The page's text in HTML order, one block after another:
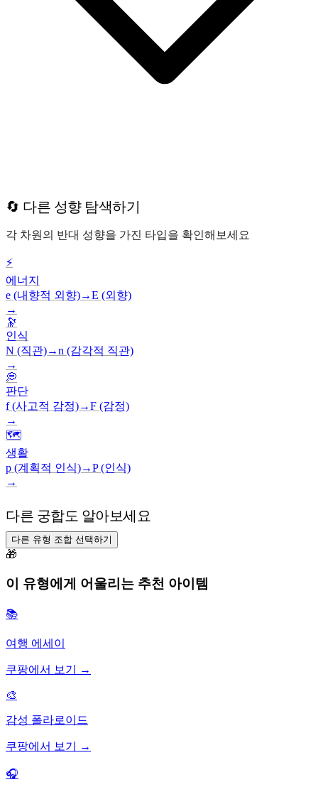
🔄 다른 성향 탐색하기
각 차원의 반대 성향을 가진 타입을 확인해보세요
⚡
에너지
e (내향적 외향)→E (외향)
→
🔭
인식
N (직관)→n (감각적 직관)
→
💭
판단
f (사고적 감정)→F (감정)
→
🗺️
생활
p (계획적 인식)→P (인식)
→
다른 궁합도 알아보세요
다른 유형 조합 선택하기
🎁
이 유형에게 어울리는 추천 아이템
📚
여행 에세이
쿠팡에서 보기 →
🎨
감성 폴라로이드
쿠팡에서 보기 →
🎧